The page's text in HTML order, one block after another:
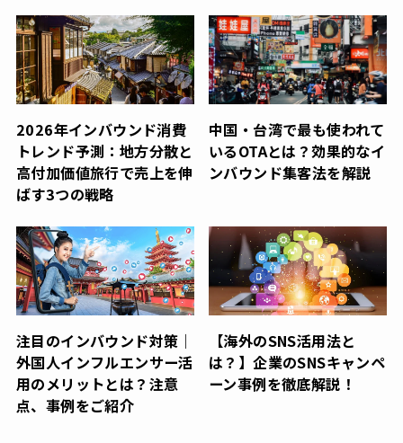
2026年インバウンド消費
トレンド予測：地方分散と
高付加価値旅行で売上を伸
ばす3つの戦略
中国・台湾で最も使われて
いるOTAとは？効果的なイ
ンバウンド集客法を解説
注目のインバウンド対策｜
外国人インフルエンサー活
用のメリットとは？注意
点、事例をご紹介
【海外のSNS活用法と
は？】企業のSNSキャンペ
ーン事例を徹底解説！